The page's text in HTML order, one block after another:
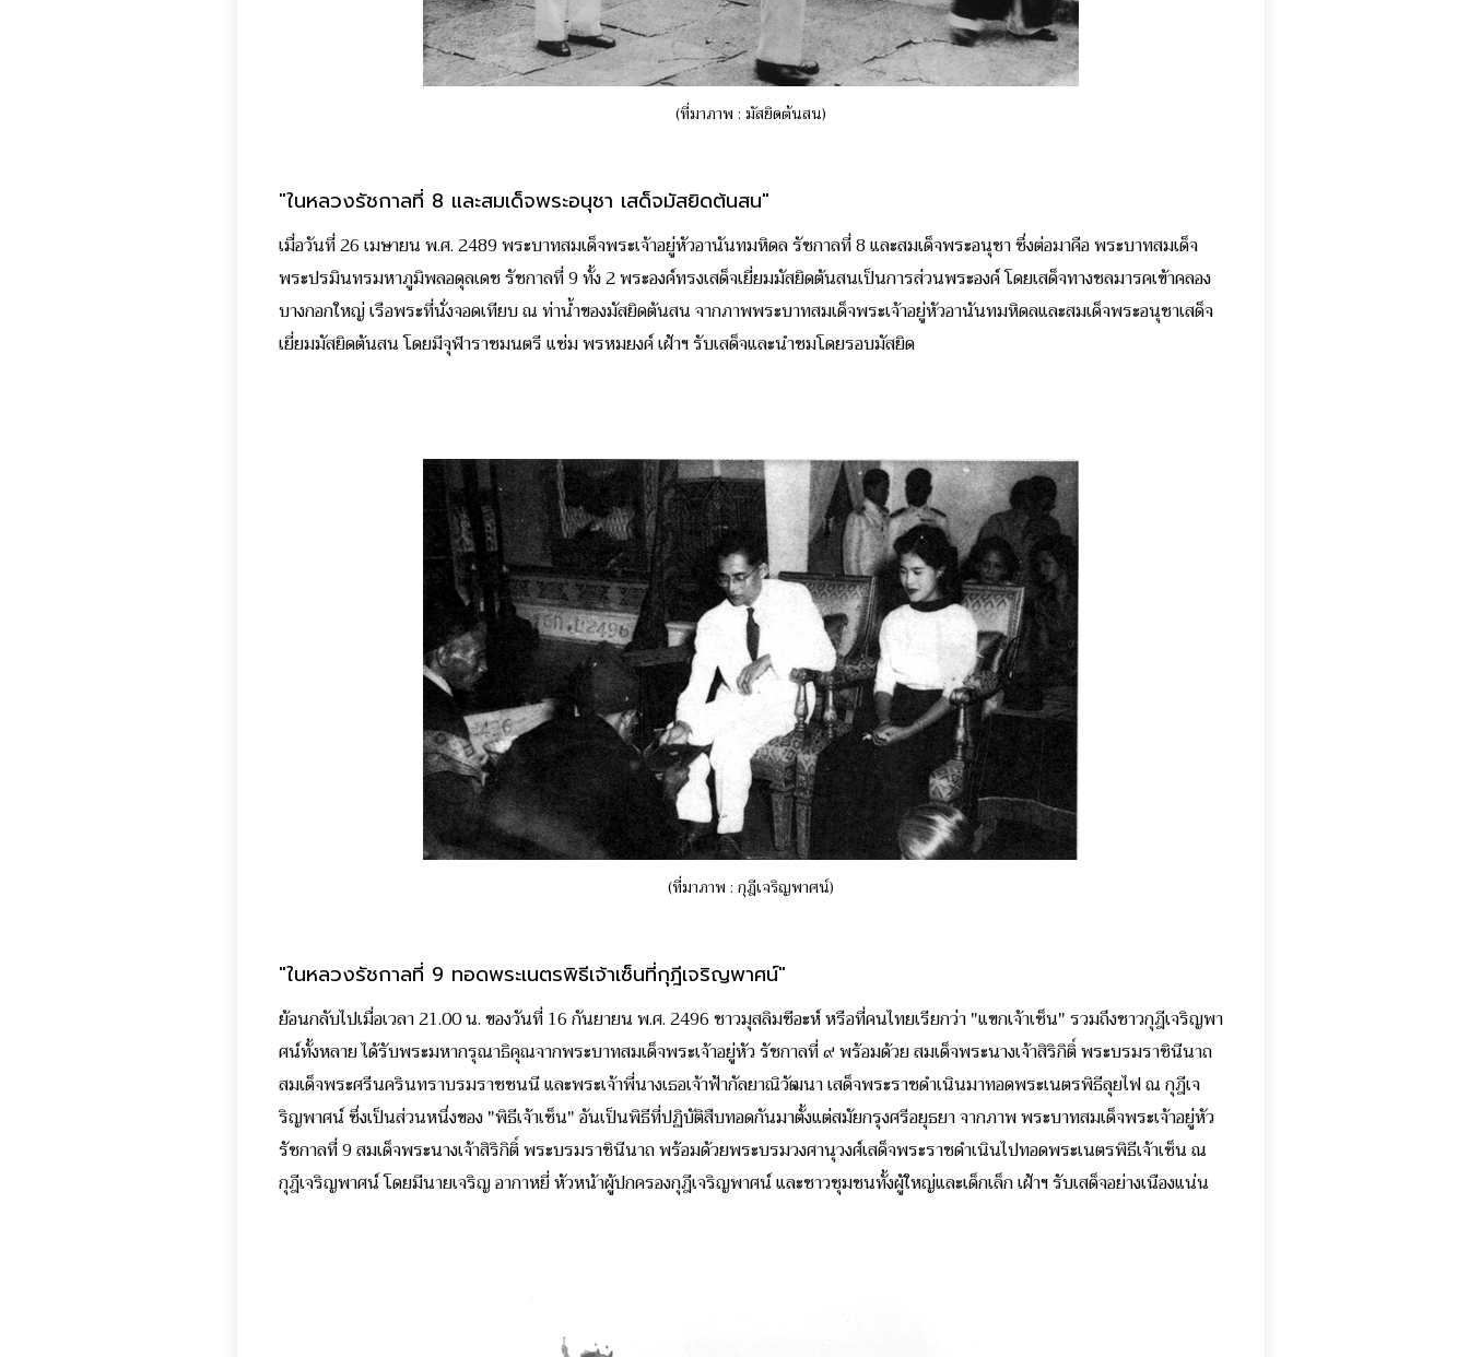
(ที่มาภาพ : มัสยิดต้นสน)
"ในหลวงรัชกาลที่ 8 และสมเด็จพระอนุชา เสด็จมัสยิดต้นสน"
เมื่อวันที่ 26 เมษายน พ.ศ. 2489 พระบาทสมเด็จพระเจ้าอยู่หัวอานันทมหิดล รัชกาลที่ 8 และสมเด็จพระอนุชา ซึ่งต่อมาคือ พระบาทสมเด็จ
พระปรมินทรมหาภูมิพลอดุลเดช รัชกาลที่ 9 ทั้ง 2 พระองค์ทรงเสด็จเยี่ยมมัสยิดต้นสนเป็นการส่วนพระองค์ โดยเสด็จทางชลมารคเข้าคลอง
บางกอกใหญ่ เรือพระที่นั่งจอดเทียบ ณ ท่าน้ำของมัสยิดต้นสน จากภาพพระบาทสมเด็จพระเจ้าอยู่หัวอานันทมหิดลและสมเด็จพระอนุชาเสด็จ
เยี่ยมมัสยิดต้นสน โดยมีจุฬาราชมนตรี แช่ม พรหมยงค์ เฝ้าฯ รับเสด็จและนำชมโดยรอบมัสยิด
(ที่มาภาพ : กุฎีเจริญพาศน์)
"ในหลวงรัชกาลที่ 9 ทอดพระเนตรพิธีเจ้าเซ็นที่กุฎีเจริญพาศน์"
ย้อนกลับไปเมื่อเวลา 21.00 น. ของวันที่ 16 กันยายน พ.ศ. 2496 ชาวมุสลิมชีอะห์ หรือที่คนไทยเรียกว่า "แขกเจ้าเซ็น" รวมถึงชาวกุฎีเจริญพา
ศน์ทั้งหลาย ได้รับพระมหากรุณาธิคุณจากพระบาทสมเด็จพระเจ้าอยู่หัว รัชกาลที่ ๙ พร้อมด้วย สมเด็จพระนางเจ้าสิริกิติ์ พระบรมราชินีนาถ
สมเด็จพระศรีนครินทราบรมราชชนนี และพระเจ้าพี่นางเธอเจ้าฟ้ากัลยาณิวัฒนา เสด็จพระราชดำเนินมาทอดพระเนตรพิธีลุยไฟ ณ กุฎีเจ
ริญพาศน์ ซึ่งเป็นส่วนหนึ่งของ "พิธีเจ้าเซ็น" อันเป็นพิธีที่ปฏิบัติสืบทอดกันมาตั้งแต่สมัยกรุงศรีอยุธยาจากภาพ พระบาทสมเด็จพระเจ้าอยู่หัว
รัชกาลที่ 9 สมเด็จพระนางเจ้าสิริกิติ์ พระบรมราชินีนาถ พร้อมด้วยพระบรมวงศานุวงศ์เสด็จพระราชดำเนินไปทอดพระเนตรพิธีเจ้าเซ็น ณ
กุฎีเจริญพาศน์ โดยมีนายเจริญ อากาหยี่ หัวหน้าผู้ปกครองกุฎีเจริญพาศน์ และชาวชุมชนทั้งผู้ใหญ่และเด็กเล็ก เฝ้าฯ รับเสด็จอย่างเนืองแน่น